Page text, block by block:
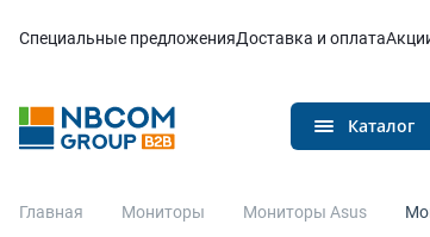
Специальные предложенияДоставка и оплата
Каталог
Главная Мониторы Мониторы Asus